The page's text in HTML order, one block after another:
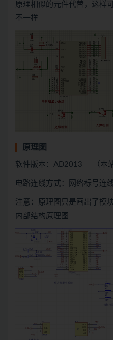
原理相似的元件代替，这样
不一样
原理图
软件版本：AD2013 （本站
电路连线方式：网络标号连
注意：原理图只是画出了模
内部结构原理图